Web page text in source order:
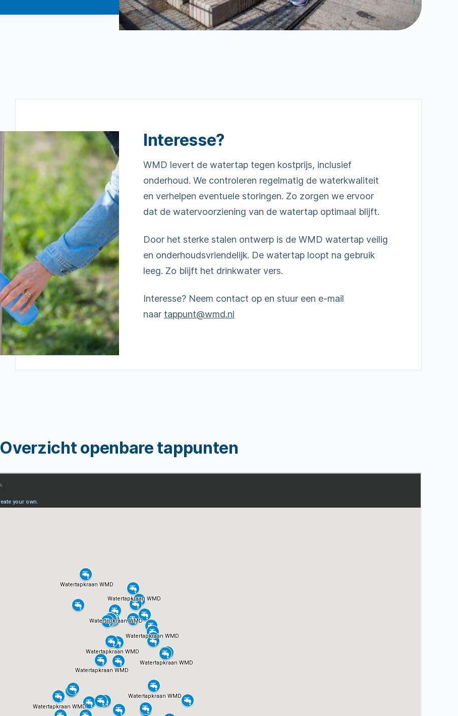
Interesse?
WMD levert de watertap tegen kostprijs, inclusief
onderhoud. We controleren regelmatig de waterkwaliteit
en verhelpen eventuele storingen. Zo zorgen we ervoor
dat de watervoorziening van de watertap optimaal blijft.
Door het sterke stalen ontwerp is de WMD watertap veilig
en onderhoudsvriendelijk. De watertap loopt na gebruik
leeg. Zo blijft het drinkwater vers.
Interesse? Neem contact op en stuur een e-mail
naar tappunt@wmd.nl
Overzicht openbare tappunten